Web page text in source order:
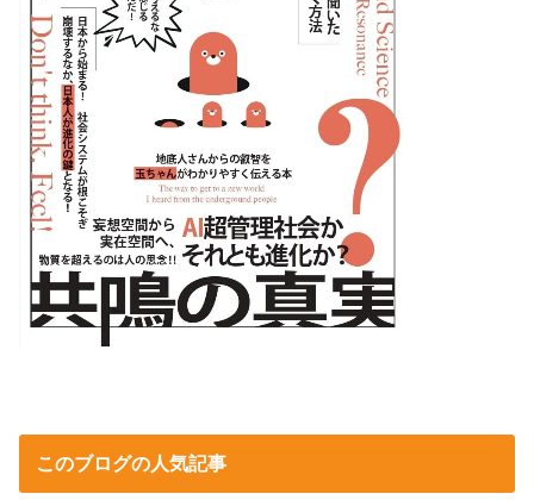
このブログの人気記事